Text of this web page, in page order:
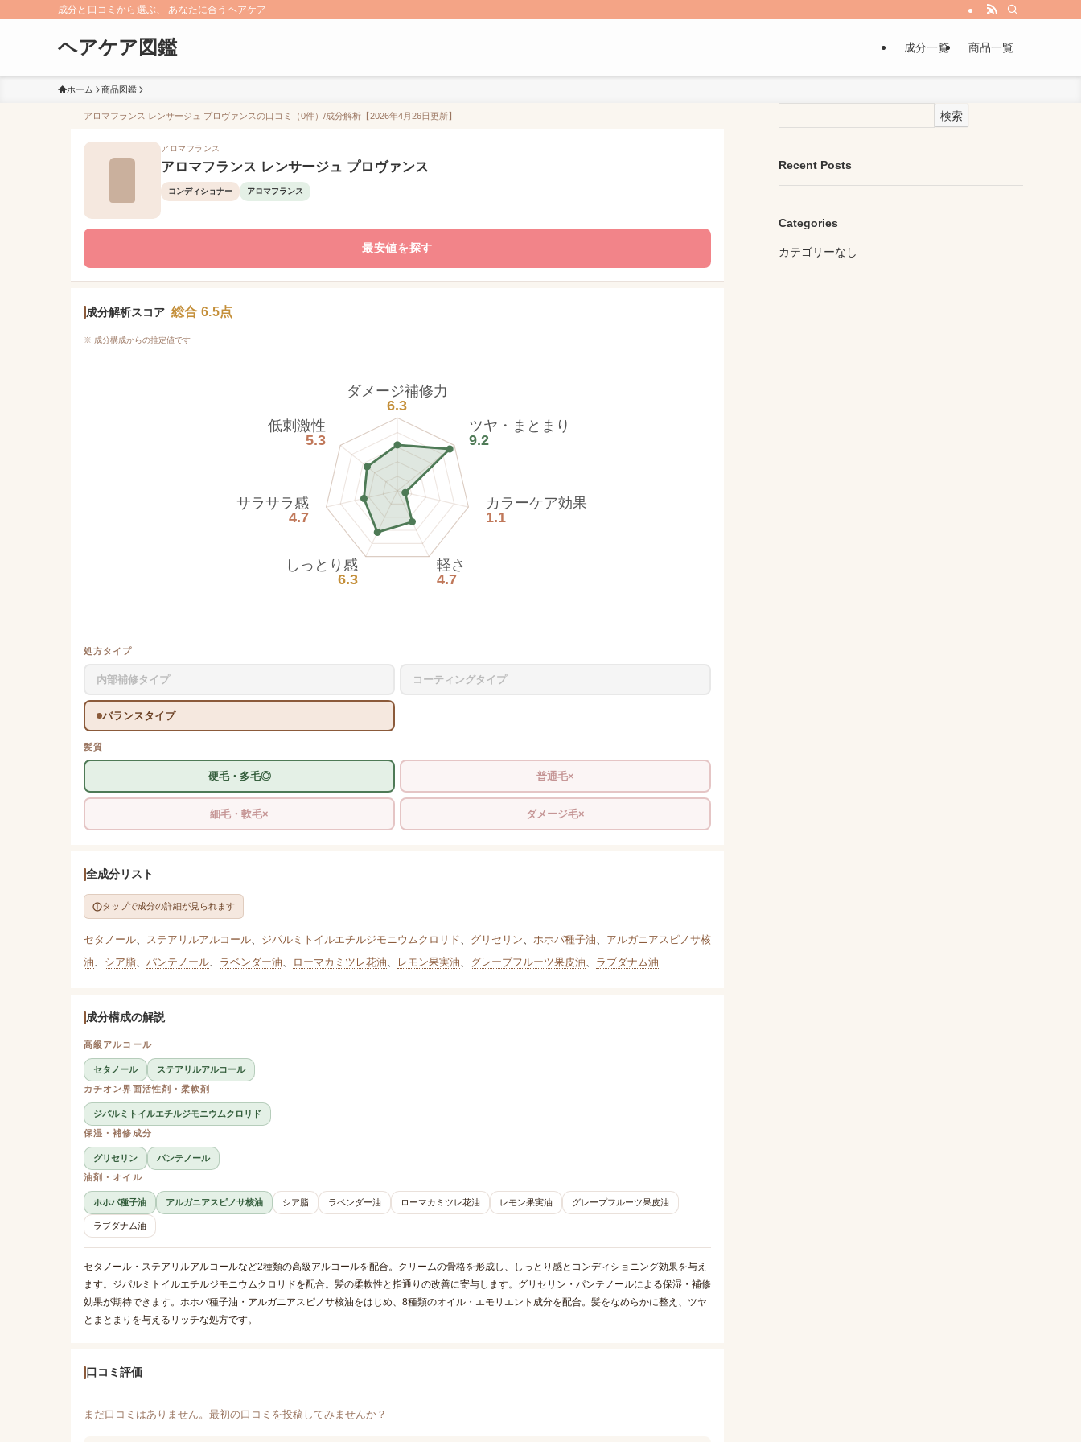
成分と口コミから選ぶ、 あなたに合うヘアケア
ヘアケア図鑑 成分一覧 商品一覧
ホーム 商品図鑑
アロマフランス レンサージュ プロヴァンスの口コミ（0件）/成分解析【2026年4月26日更新】
アロマフランス
アロマフランス レンサージュ プロヴァンス
コンディショナー アロマフランス
最安値を探す
成分解析スコア 総合 6.5点
※ 成分構成からの推定値です
ダメージ補修力
6.3
ツヤ・まとまり
9.2
カラーケア効果
1.1
軽さ
4.7
しっとり感
6.3
サラサラ感
4.7
低刺激性
5.3
処方タイプ
内部補修タイプ コーティングタイプ
バランスタイプ
髪質
硬毛・多毛◎ 普通毛×
細毛・軟毛× ダメージ毛×
全成分リスト
タップで成分の詳細が見られます
セタノール、 ステアリルアルコール、 ジパルミトイルエチルジモニウムクロリド、 グリセリン、 ホホバ種子油、 アルガニアスピノサ核
油、 シア脂、 パンテノール、 ラベンダー油、 ローマカミツレ花油、 レモン果実油、 グレープフルーツ果皮油、 ラブダナム油
成分構成の解説
高級アルコール
セタノール
ステアリルアルコール
カチオン界面活性剤・柔軟剤
ジパルミトイルエチルジモニウムクロリド
保湿・補修成分
グリセリン
パンテノール
油剤・オイル
ホホバ種子油 アルガニアスピノサ核油 シア脂 ラベンダー油 ローマカミツレ花油 レモン果実油 グレープフルーツ果皮油
ラブダナム油
セタノール・ステアリルアルコールなど2種類の高級アルコールを配合。クリームの骨格を形成し、しっとり感とコンディショニング効果を与え
ます。ジパルミトイルエチルジモニウムクロリドを配合。髪の柔軟性と指通りの改善に寄与します。グリセリン・パンテノールによる保湿・補修
効果が期待できます。ホホバ種子油・アルガニアスピノサ核油をはじめ、8種類のオイル・エモリエント成分を配合。髪をなめらかに整え、ツヤ
とまとまりを与えるリッチな処方です。
口コミ評価
まだ口コミはありません。最初の口コミを投稿してみませんか？
検索
Recent Posts
Categories
カテゴリーなし